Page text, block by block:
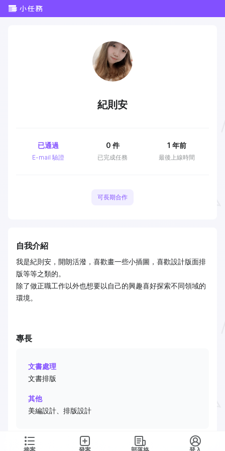
紀則安
E-mail 驗證
已通過
已完成任務
0 件
最後上線時間
1 年前
可長期合作
自我介紹
我是紀則安，開朗活潑，喜歡畫一些小插圖，喜歡設計版面排
版等等之類的。
除了做正職工作以外也想要以自己的興趣喜好探索不同領域的
環境。
專長
文書處理
文書排版
其他
美編設計、排版設計